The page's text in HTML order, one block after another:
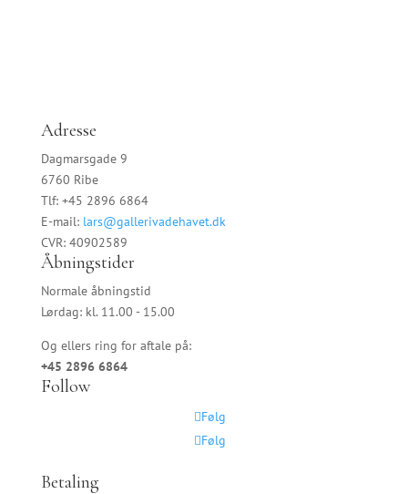
Adresse
Dagmarsgade 9
6760 Ribe
Tlf: +45 2896 6864
E-mail: lars@gallerivadehavet.dk
CVR: 40902589
Åbningstider
Normale åbningstid
Lørdag: kl. 11.00 - 15.00
Og ellers ring for aftale på:
+45 2896 6864
Follow
Følg
Følg
Betaling